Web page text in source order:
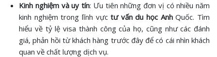
Kinh nghiệm và uy tín: Ưu tiên những đơn vị có nhiều năm
kinh nghiệm trong lĩnh vựctư vấn du học AnhQuốc. Tìm
hiểu về tỷ lệ visa thành công của họ, cũng như các đánh
giá, phản hồi từ khách hàng trước đây để có cái nhìn khách
quan về chất lượng dịch vụ.